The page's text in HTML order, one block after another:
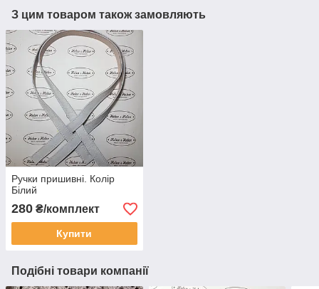
З цим товаром також замовляють
Ручки пришивні. Колір
Білий
280 ₴/комплект
Купити
Подібні товари компанії